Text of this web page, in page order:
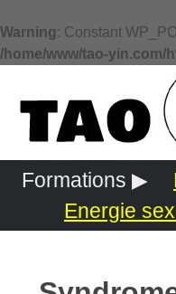
Warning: Constant
/home/www/tao-yin.com/
Formations ▶
Energie